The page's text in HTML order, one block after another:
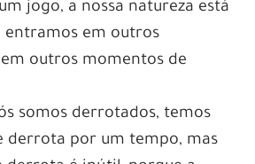
jogo, a nossa natureza está
entramos em outros
outros momentos de
somos derrotados, temos
derrota por um tempo, mas